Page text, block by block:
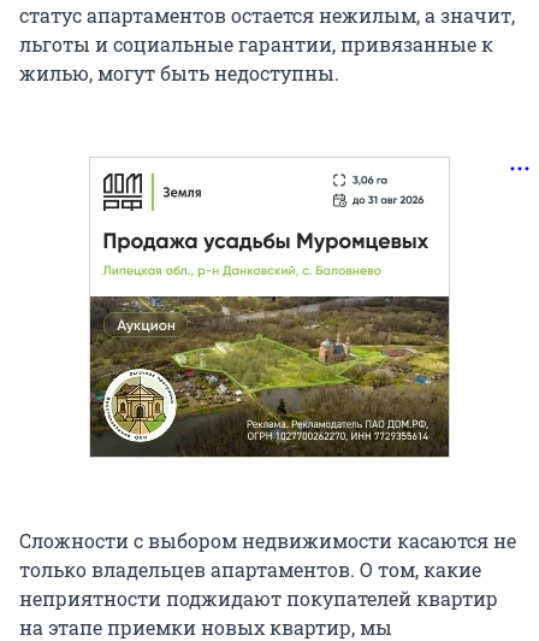
статус апартаментов остается нежилым, а значит,
льготы и социальные гарантии, привязанные к
жилью, могут быть недоступны.
Сложности с выбором недвижимости касаются не
только владельцев апартаментов. О том, какие
неприятности поджидают покупателей квартир
на этапе приемки новых квартир, мы